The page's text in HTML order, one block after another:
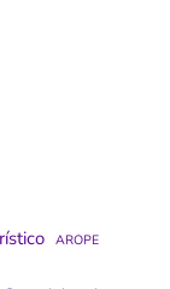
AROPE